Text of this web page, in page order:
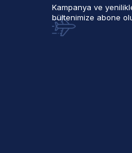
Kampanya ve
bültenimize abone